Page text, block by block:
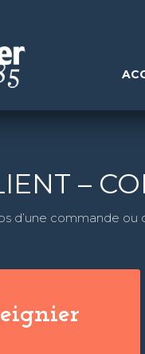
–
d’une commande ou